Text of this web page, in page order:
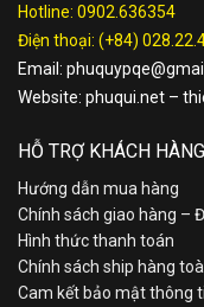
Hotline: 0902.636354
Điện thoại: (+84)
Email:
Website: phuqui.net –
HỖ TRỢ KHÁCH HÀNG
Hướng dẫn mua hàng
Chính sách giao hàng –
Hình thức thanh toán
Chính sách ship hàng
Cam kết bảo mật thông